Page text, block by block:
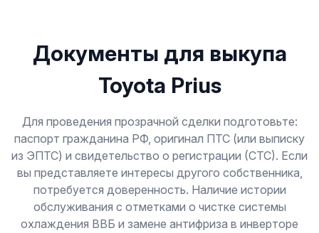
Документы для выкупа
Toyota Prius
Для проведения прозрачной сделки подготовьте:
паспорт гражданина РФ, оригинал ПТС (или выписку
из ЭПТС) и свидетельство о регистрации (СТС). Если
вы представляете интересы другого собственника,
потребуется доверенность. Наличие истории
обслуживания с отметками о чистке системы
охлаждения ВВБ и замене антифриза в инверторе